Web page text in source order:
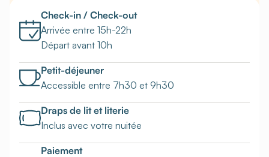
Check-in / Check-out
Arrivée entre 15h-22h
Départ avant 10h
Petit-déjeuner
Accessible entre 7h30 et 9h30
Draps de lit et literie
Inclus avec votre nuitée
Paiement